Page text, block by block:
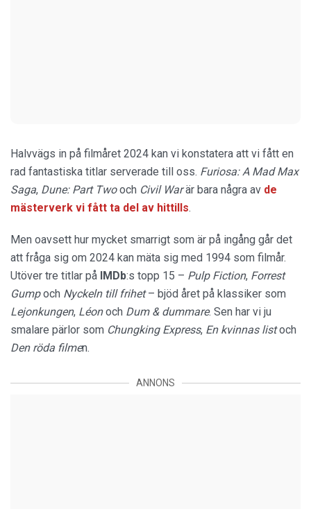
Halvvägs in på filmåret 2024 kan vi konstatera att vi fått en
rad fantastiska titlar serverade till oss. Furiosa: A Mad Max
Saga, Dune: Part Twooch Civil Warär bara några av de
mästerverk vi fått ta del av hittills.
Men oavsett hur mycket smarrigt som är på ingång går det
att fråga sig om 2024 kan mäta sig med 1994 som filmår.
Utöver tre titlar på IMDb:s topp 15 – Pulp Fiction, Forrest
Gumpoch Nyckeln till frihet– bjöd året på klassiker som
Lejonkungen, Léonoch Dum & dummare. Sen har vi ju
smalare pärlor som Chungking Express, En kvinnas listoch
Den röda filmen.
ANNONS